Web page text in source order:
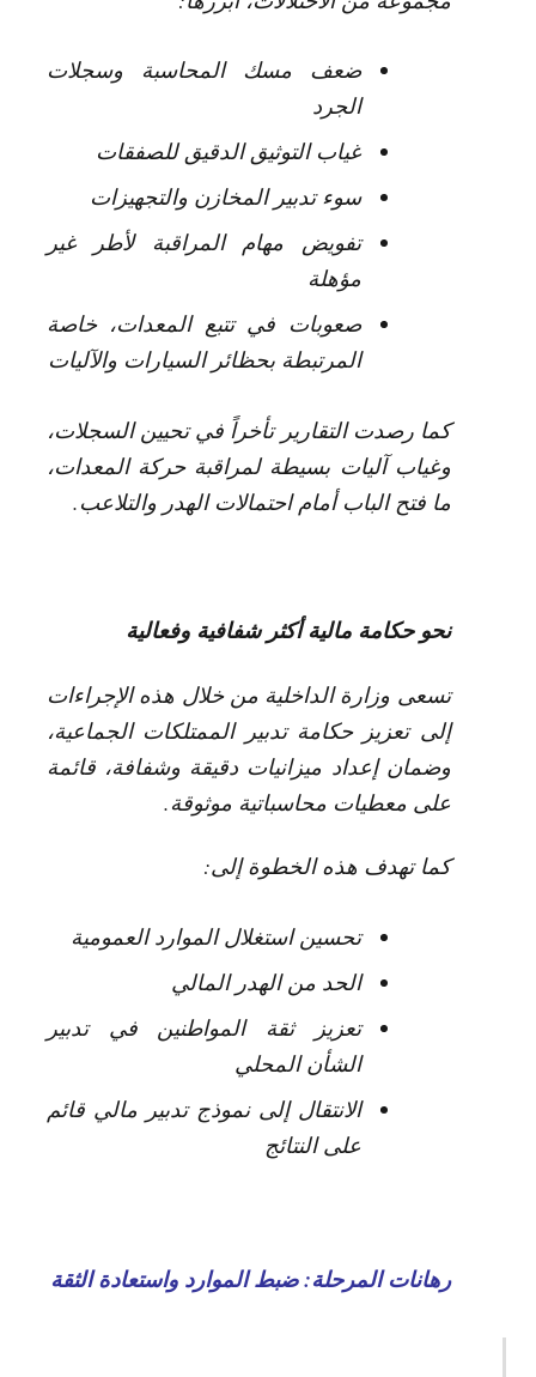
ضعف مسك المحاسبة وسجلات
الجرد
غياب التوثيق الدقيق للصفقات
سوء تدبير المخازن والتجهيزات
تفويض مهام المراقبة لأطر غير
مؤهلة
صعوبات في تتبع المعدات، خاصة
المرتبطة بحظائر السيارات والآليات
كما رصدت التقارير تأخراً في تحيين السجلات،
وغياب آليات بسيطة لمراقبة حركة المعدات،
ما فتح الباب أمام احتمالات الهدر والتلاعب.
نحو حكامة مالية أكثر شفافية وفعالية
تسعى وزارة الداخلية من خلال هذه الإجراءات
إلى تعزيز حكامة تدبير الممتلكات الجماعية،
وضمان إعداد ميزانيات دقيقة وشفافة، قائمة
على معطيات محاسباتية موثوقة.
كما تهدف هذه الخطوة إلى:
تحسين استغلال الموارد العمومية
الحد من الهدر المالي
تعزيز ثقة المواطنين في تدبير
الشأن المحلي
الانتقال إلى نموذج تدبير مالي قائم
على النتائج
رهانات المرحلة: ضبط الموارد واستعادة الثقة